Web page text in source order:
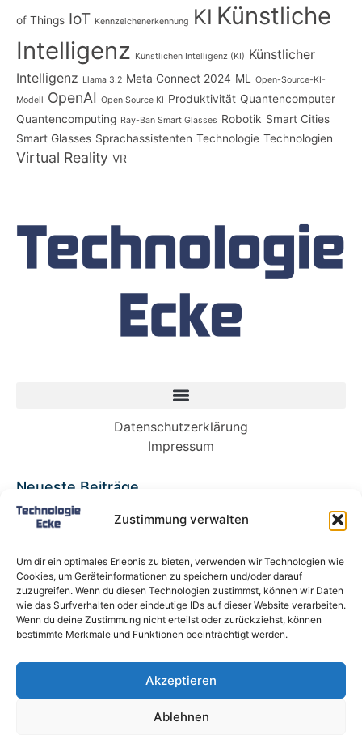
Zustimmung verwalten
Um dir ein optimales Erlebnis zu bieten, verwenden wir Technologien wie
Cookies, um Geräteinformationen zu speichern und/oder darauf
zuzugreifen. Wenn du diesen Technologien zustimmst, können wir Daten
wie das Surfverhalten oder eindeutige IDs auf dieser Website verarbeiten.
Wenn du deine Zustimmung nicht erteilst oder zurückziehst, können
bestimmte Merkmale und Funktionen beeinträchtigt werden.
Akzeptieren
Ablehnen
of Things IoT Kennzeichenerkennung KI Künstliche
Intelligenz Künstlichen Intelligenz (KI) Künstlicher
Intelligenz Llama 3.2 Meta Connect 2024 ML
Open-Source-KI-
Modell OpenAI Open Source KI Produktivität Quantencomputer
Quantencomputing Ray-Ban Smart Glasses Robotik Smart Cities
Smart Glasses Sprachassistenten Technologie Technologien
Virtual Reality VR
Datenschutzerklärung
Impressum
Neueste Beiträge
Babybett 90×200: Die perfekte Lösung für
wachsende Kinder und kleine Räume
Deutschland endlich ein Recht auf Kühlung
braucht
Schneckentempo: Die langsamsten Autos der
Welt
Softwareentwicklungsteam: Das sind die